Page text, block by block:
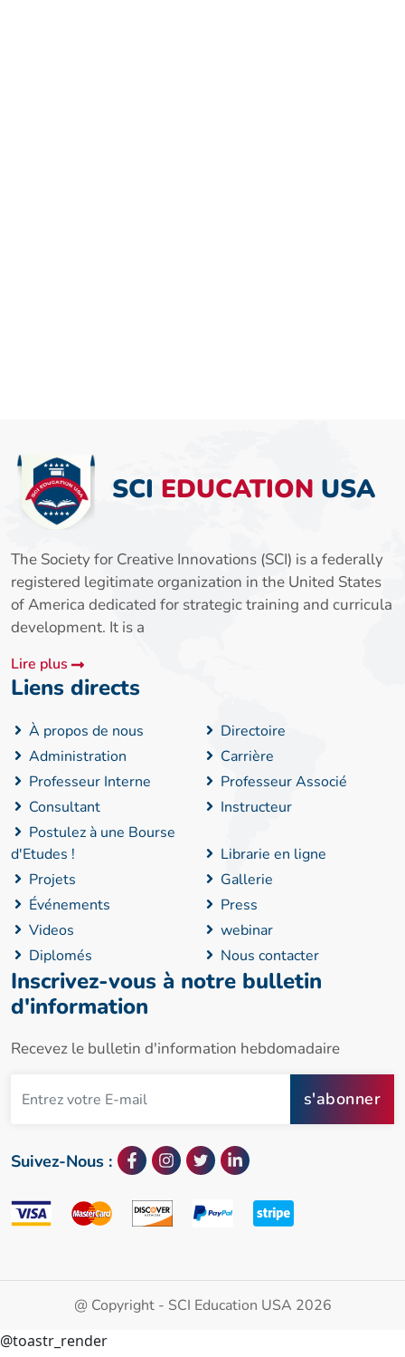
SCI EDUCATION USA
The Society for Creative Innovations (SCI) is a federally
registered legitimate organization in the United States
of America dedicated for strategic training and curricula
development. It is a
Lire plus
Liens directs
À propos de nous
Directoire
Administration
Carrière
Professeur Interne
Professeur Associé
Consultant
Instructeur
Postulez à une Bourse
d'Etudes !
Librarie en ligne
Projets
Gallerie
Événements
Press
Videos
webinar
Diplomés
Nous contacter
Inscrivez-vous à notre bulletin
d'information
Recevez le bulletin d'information hebdomadaire
s'abonner
Suivez-Nous :
@ Copyright - SCI Education USA 2026
@toastr_render